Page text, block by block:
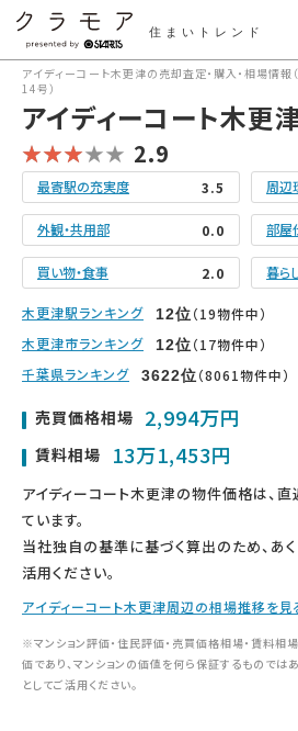
住まいトレンド
アイディーコート木更津の売却査定・購入・相場情
14号）
アイディーコート木更
2.9
最寄駅の充実度 3.5 周辺
外観・共用部 0.0 部屋
買い物・食事 2.0 暮ら
木更津駅ランキング 12位（19物件中）
木更津市ランキング
12位（17物件中）
千葉県ランキング
3622位（8061物件中）
売買価格相場 2,994万円
賃料相場 13万1,453円
アイディーコート木更津の物件価格は、
ています。
当社独自の基準に基づく算出のため、あ
活用ください。
アイディーコート木更津周辺の相場推移を見
※マンション評価・住民評価・売買価格相場・賃料相
価であり、マンションの価値を何ら保証するものでは
としてご活用ください。